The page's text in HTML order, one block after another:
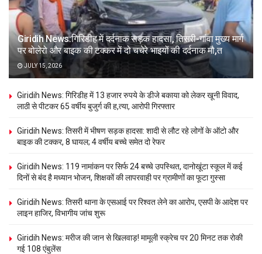
Giridih News:गिरिडीह में दर्दनाक सड़क हादसा, तिसरी-गांवा मुख्य मार्ग
पर बोलेरो और बाइक की टक्कर में दो चचेरे भाइयों की दर्दनाक मौ,त
JULY 15, 2026
Giridih News: गिरिडीह में 13 हजार रुपये के डीजे बकाया को लेकर खूनी विवाद,
लाठी से पीटकर 65 वर्षीय बुजुर्ग की ह,त्या, आरोपी गिरफ्तार
Giridih News: तिसरी में भीषण सड़क हादसा: शादी से लौट रहे लोगों के ऑटो और
बाइक की टक्कर, 8 घायल; 4 वर्षीय बच्चे समेत दो रेफर
Giridih News: 119 नामांकन पर सिर्फ 24 बच्चे उपस्थित, दानोखूंटा स्कूल में कई
दिनों से बंद है मध्यान भोजन, शिक्षकों की लापरवाही पर ग्रामीणों का फूटा गुस्सा
Giridih News: तिसरी थाना के एसआई पर रिश्वत लेने का आरोप, एसपी के आदेश पर
लाइन हाजिर, विभागीय जांच शुरू
Giridih News: मरीज की जान से खिलवाड़! मामूली स्क्रेच पर 20 मिनट तक रोकी
गई 108 एंबुलेंस